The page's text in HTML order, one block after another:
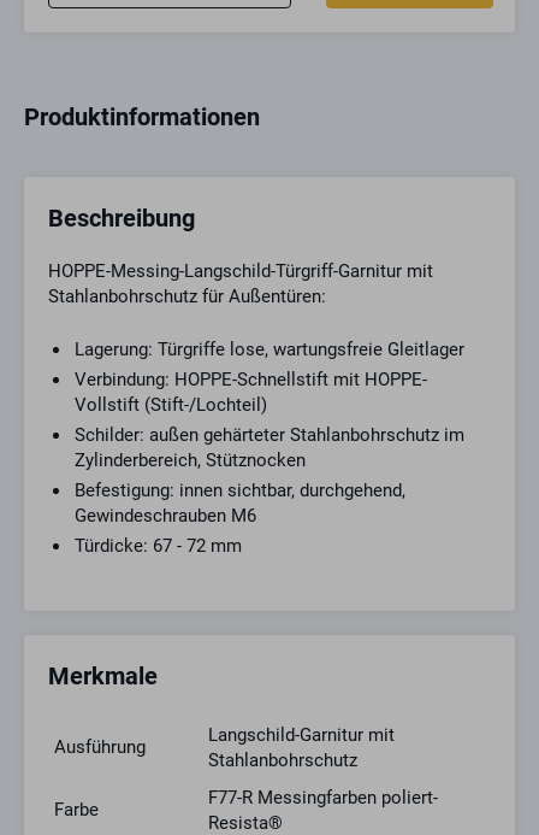
Produktinformationen
Beschreibung
HOPPE-Messing-Langschild-Türgriff-Garnitur mit
Stahlanbohrschutz für Außentüren:
Lagerung: Türgriffe lose, wartungsfreie Gleitlager
Verbindung: HOPPE-Schnellstift mit HOPPE-
Vollstift (Stift-/Lochteil)
Schilder: außen gehärteter Stahlanbohrschutz im
Zylinderbereich, Stütznocken
Befestigung: innen sichtbar, durchgehend,
Gewindeschrauben M6
Türdicke: 67 - 72 mm
Merkmale
Ausführung
Langschild-Garnitur mit
Stahlanbohrschutz
Farbe
F77-R Messingfarben poliert-
Resista®